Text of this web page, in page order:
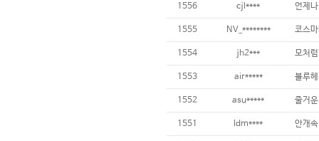
1556 cjl**** 언제
1555 NV_******** 코스
1554 jh2*** 모처
1553 air***** 블루
1552 asu***** 줄거
1551 ldm**** 안개